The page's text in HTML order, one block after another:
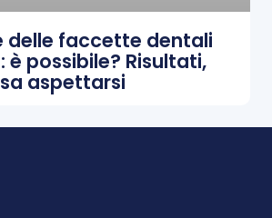
delle faccette dentali
è possibile? Risultati,
aspettarsi